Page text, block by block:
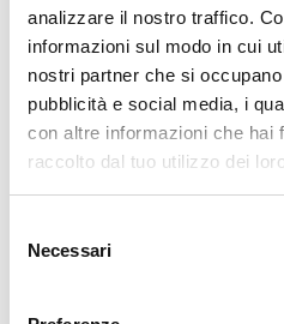
analizzare il nostro traffico.
informazioni sul modo in cui
nostri partner che si
pubblicità e social media, i
con altre informazioni che hai
raccolto dal tuo utilizzo dei
delNecessari